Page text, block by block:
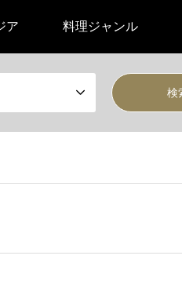
ア 料理ジャンル